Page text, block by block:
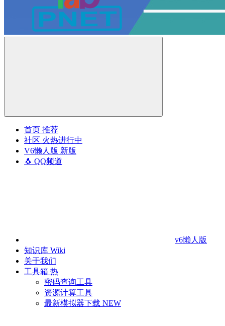
首页 推荐
社区 火热进行中
V6懒人版 新版
🐧 QQ频道
v6懒人版
知识库 Wiki
关于我们
工具箱 热
密码查询工具
资源计算工具
最新模拟器下载 NEW